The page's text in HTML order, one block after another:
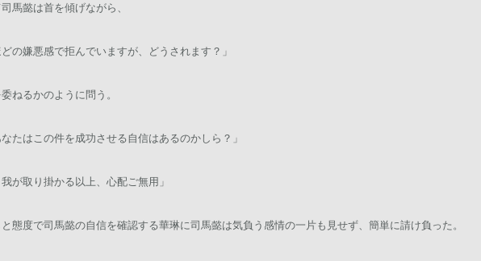
馬懿は首を傾げながら、
どの嫌悪感で拒んでいますが、どうされます？」
ねるかのように問う。
なたはこの件を成功させる自信はあるのかしら？」
我が取り掛かる以上、心配ご無用」
態度で司馬懿の自信を確認する華琳に司馬懿は気負う感情の一片も見せず、簡単に請け負った。